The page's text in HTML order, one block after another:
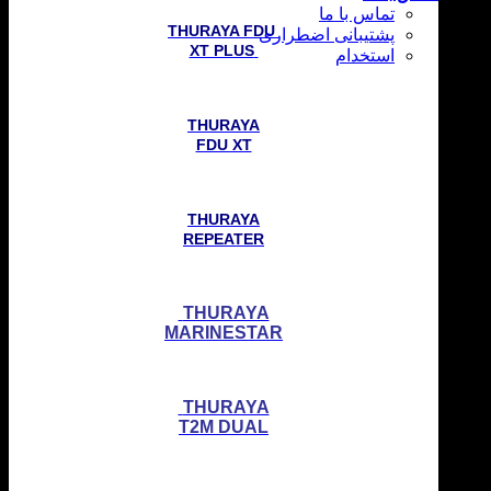
THURAYA FDU
XT PLUS
THURAYA
FDU XT
THURAYA
REPEATER
THURAYA
MARINESTAR
THURAYA
T2M DUAL
تماس با ما
پشتیبانی اضطراری
استخدام